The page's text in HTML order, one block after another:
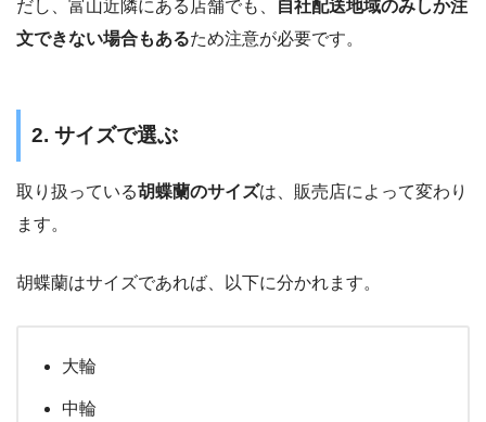
だし、富山近隣にある店舗でも、
自社配送地域のみしか注
文できない場合もあるため注意が必要です。
2. サイズで選ぶ
取り扱っている胡蝶蘭のサイズは、販売店によって変わり
ます。
胡蝶蘭はサイズであれば、以下に分かれます。
大輪
中輪